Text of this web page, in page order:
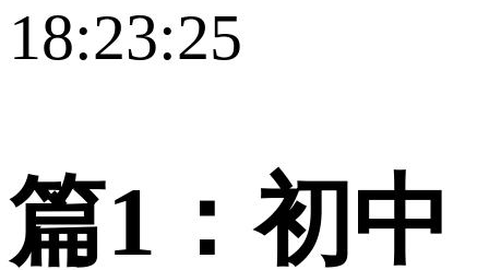
18:23:25
篇1：初中